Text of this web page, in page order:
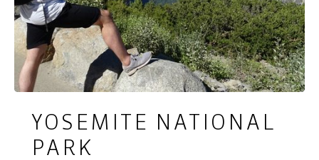
YOSEMITE NATIONAL
PARK